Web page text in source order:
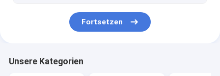
industrieller Vakuumtrockner
Fortsetzen
Unsere Kategorien